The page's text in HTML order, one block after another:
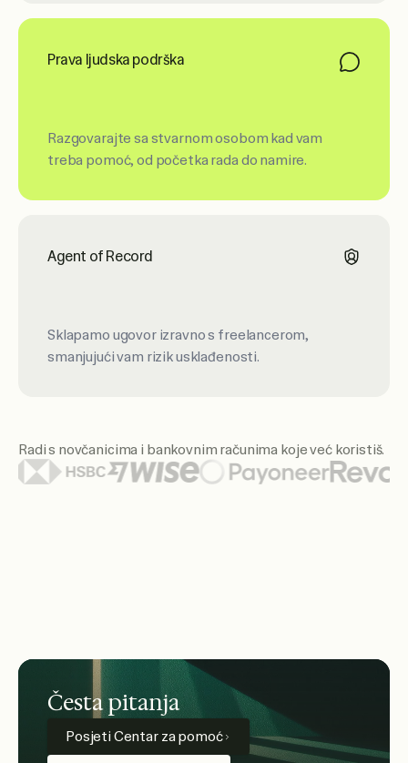
Prava ljudska podrška
Razgovarajte sa stvarnom osobom kad vam
treba pomoć, od početka rada do namire.
Agent of Record
Sklapamo ugovor izravno s freelancerom,
smanjujući vam rizik usklađenosti.
Radi s novčanicima i bankovnim računima koje već koristiš.
Česta pitanja
Posjeti Centar za pomoć